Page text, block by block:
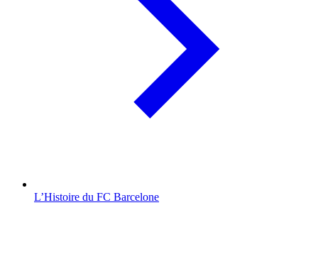
L’Histoire du FC Barcelone